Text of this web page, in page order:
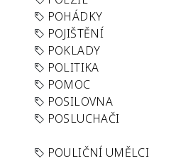
POHÁDKY
POJIŠTĚNÍ
POKLADY
POLITIKA
POMOC
POSILOVNA
POSLUCHAČI
POULIČNÍ UMĚLCI